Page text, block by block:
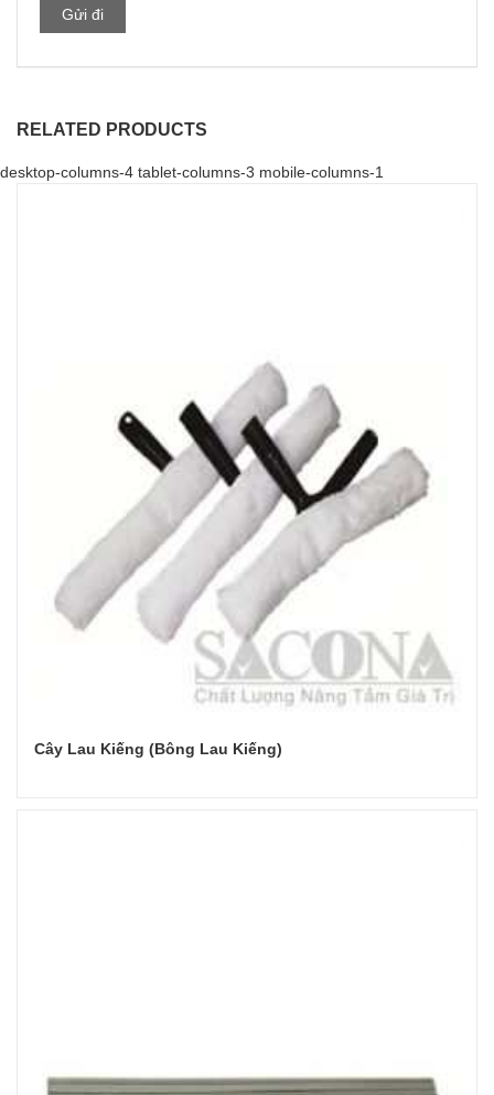
RELATED PRODUCTS
desktop-columns-4 tablet-columns-3 mobile-columns-1
Cây Lau Kiếng (Bông Lau Kiếng)